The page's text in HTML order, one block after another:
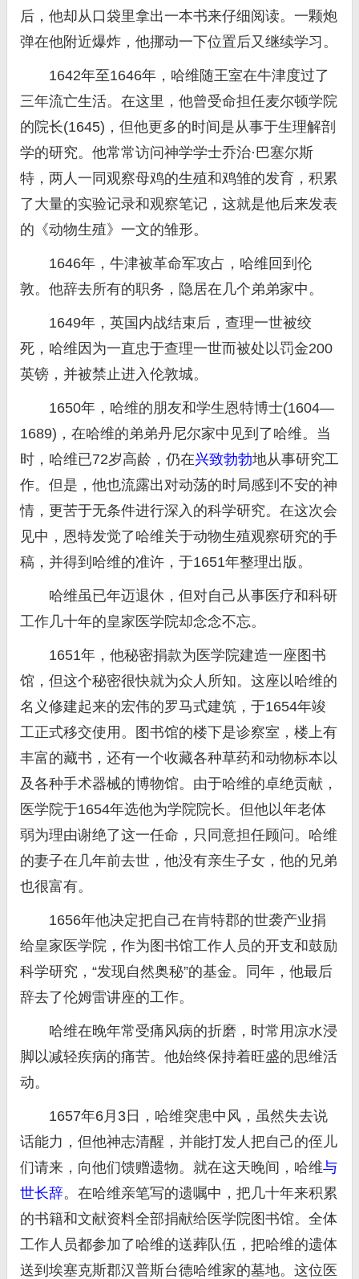
后，他却从口袋里拿出一本书来仔细阅读。一颗炮
弹在他附近爆炸，他挪动一下位置后又继续学习。
1642年至1646年，哈维随王室在牛津度过了
三年流亡生活。在这里，他曾受命担任麦尔顿学院
的院长(1645)，但他更多的时间是从事于生理解剖
学的研究。他常常访问神学学士乔治·巴塞尔斯
特，两人一同观察母鸡的生殖和鸡雏的发育，积累
了大量的实验记录和观察笔记，这就是他后来发表
的《动物生殖》一文的雏形。
1646年，牛津被革命军攻占，哈维回到伦
敦。他辞去所有的职务，隐居在几个弟弟家中。
1649年，英国内战结束后，查理一世被绞
死，哈维因为一直忠于查理一世而被处以罚金200
英镑，并被禁止进入伦敦城。
1650年，哈维的朋友和学生恩特博士(1604—
1689)，在哈维的弟弟丹尼尔家中见到了哈维。当
时，哈维已72岁高龄，仍在兴致勃勃地从事研究工
作。但是，他也流露出对动荡的时局感到不安的神
情，更苦于无条件进行深入的科学研究。在这次会
见中，恩特发觉了哈维关于动物生殖观察研究的手
稿，并得到哈维的准许，于1651年整理出版。
哈维虽已年迈退休，但对自己从事医疗和科研
工作几十年的皇家医学院却念念不忘。
1651年，他秘密捐款为医学院建造一座图书
馆，但这个秘密很快就为众人所知。这座以哈维的
名义修建起来的宏伟的罗马式建筑，于1654年竣
工正式移交使用。图书馆的楼下是诊察室，楼上有
丰富的藏书，还有一个收藏各种草药和动物标本以
及各种手术器械的博物馆。由于哈维的卓绝贡献，
医学院于1654年选他为学院院长。但他以年老体
弱为理由谢绝了这一任命，只同意担任顾问。哈维
的妻子在几年前去世，他没有亲生子女，他的兄弟
也很富有。
1656年他决定把自己在肯特郡的世袭产业捐
给皇家医学院，作为图书馆工作人员的开支和鼓励
科学研究，“发现自然奥秘”的基金。同年，他最后
辞去了伦姆雷讲座的工作。
哈维在晚年常受痛风病的折磨，时常用凉水浸
脚以减轻疾病的痛苦。他始终保持着旺盛的思维活
动。
1657年6月3日，哈维突患中风，虽然失去说
话能力，但他神志清醒，并能打发人把自己的侄儿
们请来，向他们馈赠遗物。就在这天晚间，哈维与
世长辞。在哈维亲笔写的遗嘱中，把几十年来积累
的书籍和文献资料全部捐献给医学院图书馆。全体
工作人员都参加了哈维的送葬队伍，把哈维的遗体
送到埃塞克斯郡汉普斯台德哈维家的墓地。这位医